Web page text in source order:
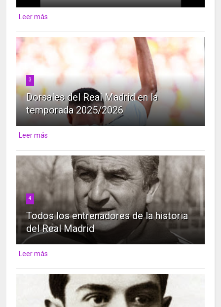
Leer más
3
Dorsales del Real Madrid en la
temporada 2025/2026
Leer más
4
Todos los entrenadores de la historia
del Real Madrid
Leer más